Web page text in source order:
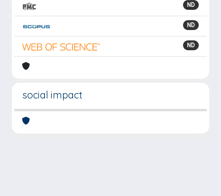
ND
ND
ND
social impact